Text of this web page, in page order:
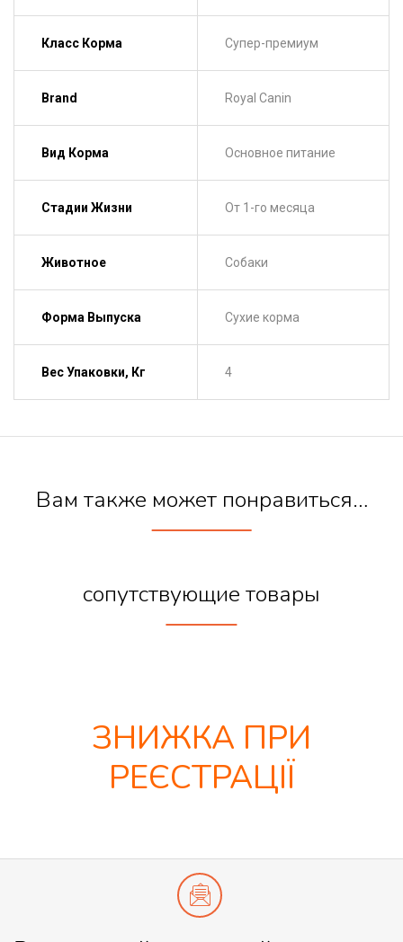
Класс Корма Супер-премиум
Brand Royal Canin
Вид Корма Основное питание
Стадии Жизни От 1-го месяца
Животное Собаки
Форма Выпуска Сухие корма
Вес Упаковки, Кг 4
Вам также может понравиться…
сопутствующие товары
ЗНИЖКА ПРИ
РЕЄСТРАЦІЇ